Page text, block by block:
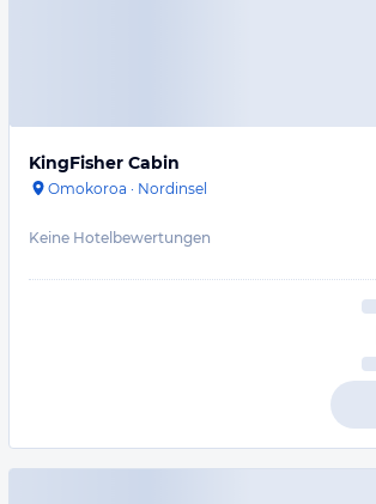
KingFisher Cabin
Omokoroa · Nordinsel
Keine Hotelbewertungen